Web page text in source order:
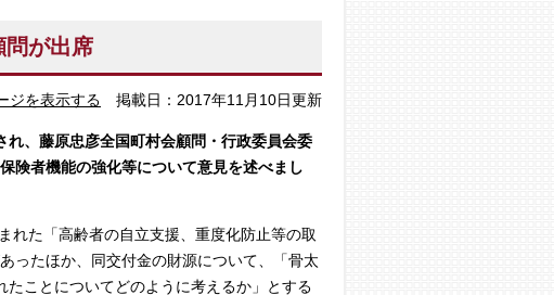
問が出席
ジを表示する 掲載日：2017年11月10日更新
、藤原忠彦全国町村会顧問・行政委員会委
険者機能の強化等について意見を述べまし
た「高齢者の自立支援、重度化防止等の取
ったほか、同交付金の財源について、「骨太
ことについてどのように考えるか」とする